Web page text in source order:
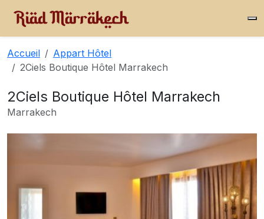
Accueil
Appart Hôtel
2Ciels Boutique Hôtel Marrakech
2Ciels Boutique Hôtel Marrakech
Marrakech